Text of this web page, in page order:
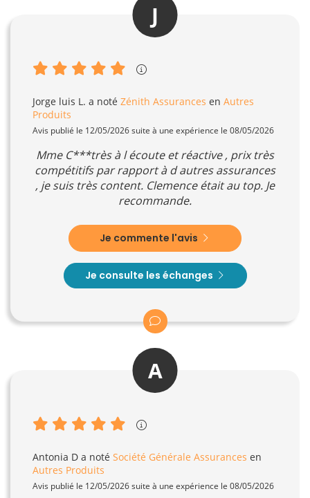
J
Jorge luis L. a noté Zénith Assurances en Autres
Produits
Avis publié le 12/05/2026 suite à une expérience le 08/05/2026
Mme C***très à l écoute et réactive , prix très
compétitifs par rapport à d autres assurances
, je suis très content. Clemence était au top. Je
recommande.
Je commente l'avis
Je consulte les échanges
A
Antonia D a noté Société Générale Assurances en
Autres Produits
Avis publié le 12/05/2026 suite à une expérience le 08/05/2026